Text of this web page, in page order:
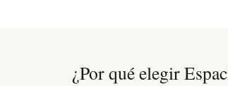
¿Por qué elegir